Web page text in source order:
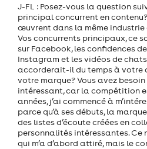
J-FL : Posez-vous la question
principal concurrent en
œuvrent dans la même industrie
Vos concurrents principaux, ce
sur Facebook, les confidences
Instagram et les vidéos de
accorderait-il du temps à votre
votre marque? Vous avez
intéressant, car la compétition
années, j’ai commencé à
parce qu’à ses débuts, la
des listes d’écoute créées en
personnalités intéressantes. Ce
qui m’a d’abord attiré, mais le